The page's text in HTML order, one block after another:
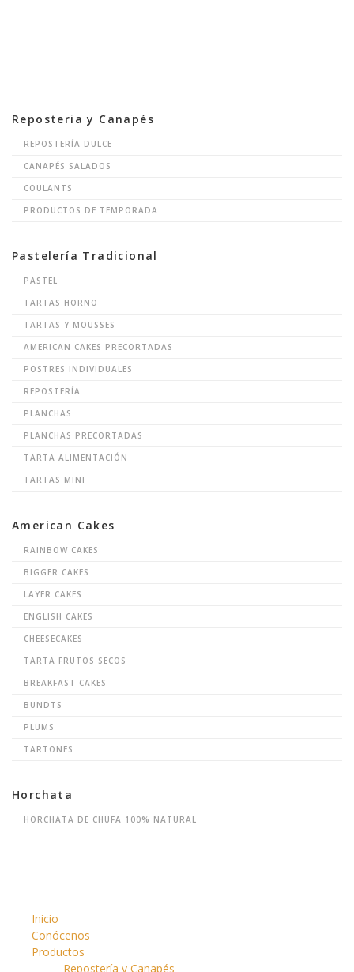
Reposteria y Canapés
REPOSTERÍA DULCE
CANAPÉS SALADOS
COULANTS
PRODUCTOS DE TEMPORADA
Pastelería Tradicional
PASTEL
TARTAS HORNO
TARTAS Y MOUSSES
AMERICAN CAKES PRECORTADAS
POSTRES INDIVIDUALES
REPOSTERÍA
PLANCHAS
PLANCHAS PRECORTADAS
TARTA ALIMENTACIÓN
TARTAS MINI
American Cakes
RAINBOW CAKES
BIGGER CAKES
LAYER CAKES
ENGLISH CAKES
CHEESECAKES
TARTA FRUTOS SECOS
BREAKFAST CAKES
BUNDTS
PLUMS
TARTONES
Horchata
HORCHATA DE CHUFA 100% NATURAL
Inicio
Conócenos
Productos
Repostería y Canapés